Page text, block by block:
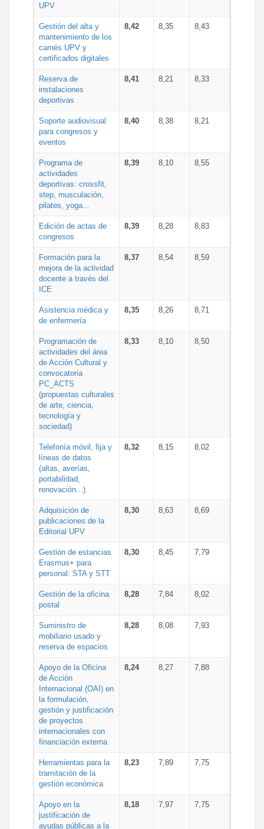
UPV
Gestión del alta y
mantenimiento de los
carnés UPV y
certificados digitales
8,42 8,35 8,43
Reserva de
instalaciones
deportivas
8,41 8,21 8,33
Soporte audiovisual
para congresos y
eventos
8,40 8,38 8,21
Programa de
actividades
deportivas: crossfit,
step, musculación,
pilates, yoga...
8,39 8,10 8,55
Edición de actas de
congresos
8,39 8,28 8,83
Formación para la
mejora de la actividad
docente a través del
ICE
8,37 8,54 8,59
Asistencia médica y
de enfermería
8,35 8,26 8,71
Programación de
actividades del área
de Acción Cultural y
convocatoria
PC_ACTS
(propuestas culturales
de arte, ciencia,
tecnología y
sociedad)
8,33 8,10 8,50
Telefonía móvil, fija y
líneas de datos
(altas, averías,
portabilidad,
renovación...)
8,32 8,15 8,02
Adquisición de
publicaciones de la
Editorial UPV
8,30 8,63 8,69
Gestión de estancias
Erasmus+ para
personal: STA y STT
8,30 8,45 7,79
Gestión de la oficina
postal
8,28 7,84 8,02
Suministro de
mobiliario usado y
reserva de espacios
8,28 8,08 7,93
Apoyo de la Oficina
de Acción
Internacional (OAI) en
la formulación,
gestión y justificación
de proyectos
internacionales con
financiación externa
8,24 8,27 7,88
Herramientas para la
tramitación de la
gestión económica
8,23 7,89 7,75
Apoyo en la
justificación de
ayudas públicas a la
8,18 7,97 7,75